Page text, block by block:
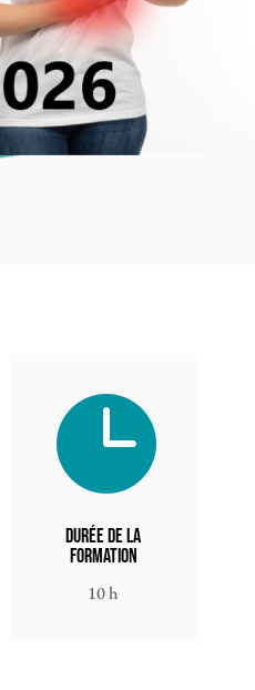

Durée de la
formation
10 h